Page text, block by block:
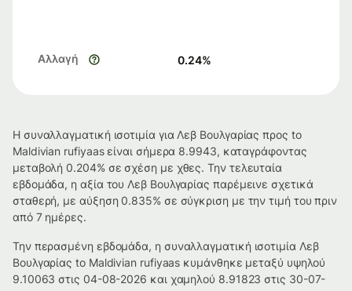
Αλλαγή 0.24%
Η συναλλαγματική ισοτιμία για Λεβ Βουλγαρίας προς to
Maldivian rufiyaas είναι σήμερα 8.9943, καταγράφοντας
μεταβολή 0.204% σε σχέση με χθες. Την τελευταία
εβδομάδα, η αξία του Λεβ Βουλγαρίας παρέμεινε σχετικά
σταθερή, με αύξηση 0.835% σε σύγκριση με την τιμή του πριν
από 7 ημέρες.
Την περασμένη εβδομάδα, η συναλλαγματική ισοτιμία Λεβ
Βουλγαρίας to Maldivian rufiyaas κυμάνθηκε μεταξύ υψηλού
9.10063 στις 04-08-2026 και χαμηλού 8.91823 στις 30-07-